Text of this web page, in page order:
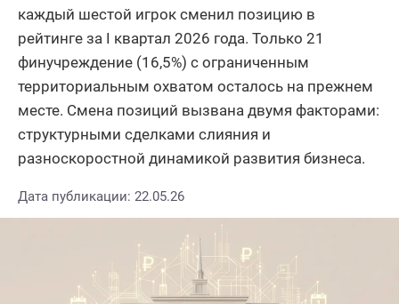
каждый шестой игрок сменил позицию в
рейтинге за I квартал 2026 года. Только 21
финучреждение (16,5%) с ограниченным
территориальным охватом осталось на прежнем
месте. Смена позиций вызвана двумя факторами:
структурными сделками слияния и
разноскоростной динамикой развития бизнеса.
Дата публикации: 22.05.26